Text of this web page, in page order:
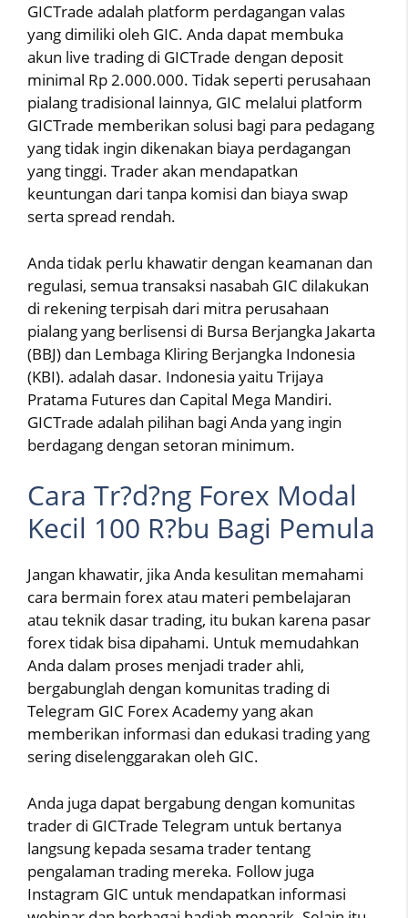
GICTrade adalah platform perdagangan valas
yang dimiliki oleh GIC. Anda dapat membuka
akun live trading di GICTrade dengan deposit
minimal Rp 2.000.000. Tidak seperti perusahaan
pialang tradisional lainnya, GIC melalui platform
GICTrade memberikan solusi bagi para pedagang
yang tidak ingin dikenakan biaya perdagangan
yang tinggi. Trader akan mendapatkan
keuntungan dari tanpa komisi dan biaya swap
serta spread rendah.
Anda tidak perlu khawatir dengan keamanan dan
regulasi, semua transaksi nasabah GIC dilakukan
di rekening terpisah dari mitra perusahaan
pialang yang berlisensi di Bursa Berjangka Jakarta
(BBJ) dan Lembaga Kliring Berjangka Indonesia
(KBI). adalah dasar. Indonesia yaitu Trijaya
Pratama Futures dan Capital Mega Mandiri.
GICTrade adalah pilihan bagi Anda yang ingin
berdagang dengan setoran minimum.
Cara Tr?d?ng Forex Modal
Kecil 100 R?bu Bagi Pemula
Jangan khawatir, jika Anda kesulitan memahami
cara bermain forex atau materi pembelajaran
atau teknik dasar trading, itu bukan karena pasar
forex tidak bisa dipahami. Untuk memudahkan
Anda dalam proses menjadi trader ahli,
bergabunglah dengan komunitas trading di
Telegram GIC Forex Academy yang akan
memberikan informasi dan edukasi trading yang
sering diselenggarakan oleh GIC.
Anda juga dapat bergabung dengan komunitas
trader di GICTrade Telegram untuk bertanya
langsung kepada sesama trader tentang
pengalaman trading mereka. Follow juga
Instagram GIC untuk mendapatkan informasi